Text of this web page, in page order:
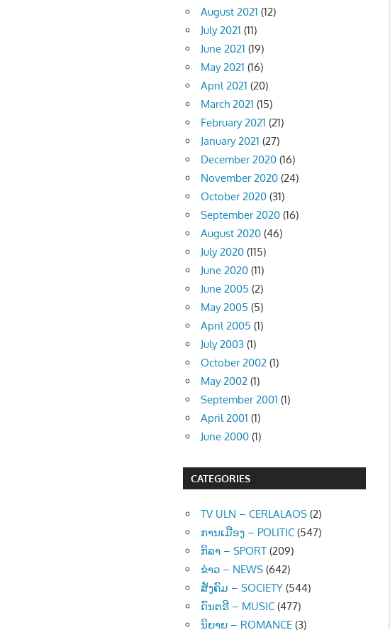
August 2021 (12)
July 2021 (11)
June 2021 (19)
May 2021 (16)
April 2021 (20)
March 2021 (15)
February 2021 (21)
January 2021 (27)
December 2020 (16)
November 2020 (24)
October 2020 (31)
September 2020 (16)
August 2020 (46)
July 2020 (115)
June 2020 (11)
June 2005 (2)
May 2005 (5)
April 2005 (1)
July 2003 (1)
October 2002 (1)
May 2002 (1)
September 2001 (1)
April 2001 (1)
June 2000 (1)
CATEGORIES
TV ULN – CERLALAOS (2)
ການເມືອງ – POLITIC (547)
ກິລາ – SPORT (209)
ຂ່າວ – NEWS (642)
ສັງຄົມ – SOCIETY (544)
ດົນຕຣີ – MUSIC (477)
ນິຍາຍ – ROMANCE (3)